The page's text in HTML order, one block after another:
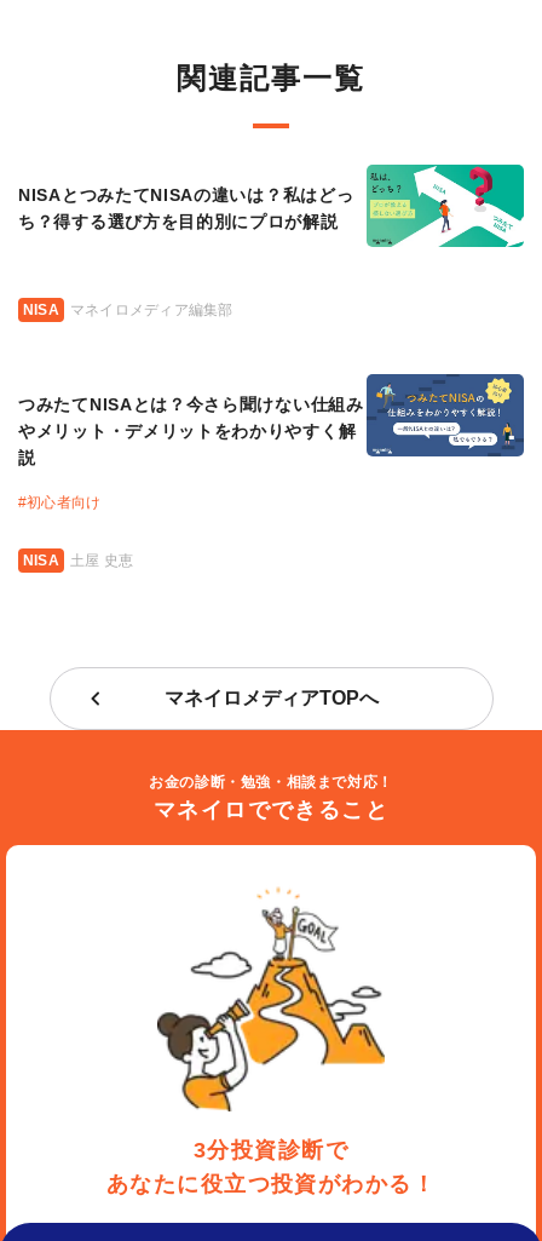
関連記事一覧
NISA マネイロメディア編集部
NISAとつみたてNISAの違いは？私はどっ
ち？得する選び方を目的別にプロが解説
NISA 土屋 史恵
つみたてNISAとは？今さら聞けない仕組み
やメリット・デメリットをわかりやすく解
説
#初心者向け
マネイロメディアTOPへ
お金の診断・勉強・相談まで対応！
マネイロでできること
3分投資診断で
あなたに役立つ投資がわかる！